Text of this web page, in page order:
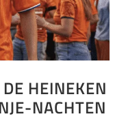
HEINEKEN
NACHTEN